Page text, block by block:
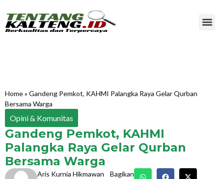
Home» Gandeng Pemkot, KAHMI Palangka Raya Gelar Qurban
Bersama Warga
Opini & Komunitas
Gandeng Pemkot, KAHMI
Palangka Raya Gelar Qurban
Bersama Warga
Aris Kurnia Hikmawan Bagikan